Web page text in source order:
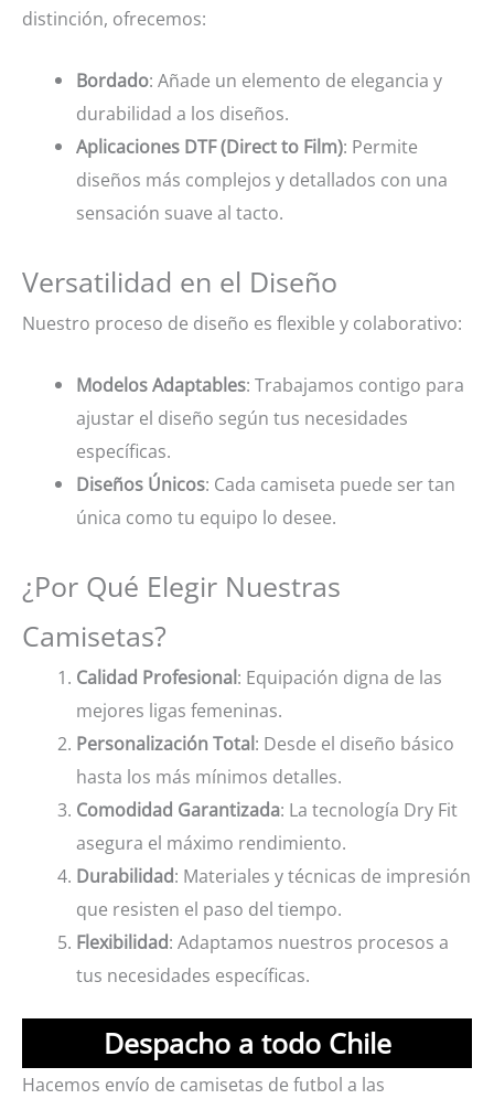
distinción, ofrecemos:
Bordado: Añade un elemento de elegancia y
durabilidad a los diseños.
Aplicaciones DTF (Direct to Film): Permite
diseños más complejos y detallados con una
sensación suave al tacto.
Versatilidad en el Diseño
Nuestro proceso de diseño es flexible y colaborativo:
Modelos Adaptables: Trabajamos contigo para
ajustar el diseño según tus necesidades
específicas.
Diseños Únicos: Cada camiseta puede ser tan
única como tu equipo lo desee.
¿Por Qué Elegir Nuestras
Camisetas?
Calidad Profesional: Equipación digna de las
mejores ligas femeninas.
Personalización Total: Desde el diseño básico
hasta los más mínimos detalles.
Comodidad Garantizada: La tecnología Dry Fit
asegura el máximo rendimiento.
Durabilidad: Materiales y técnicas de impresión
que resisten el paso del tiempo.
Flexibilidad: Adaptamos nuestros procesos a
tus necesidades específicas.
Despacho a todo Chile
Hacemos envío de camisetas de futbol a las